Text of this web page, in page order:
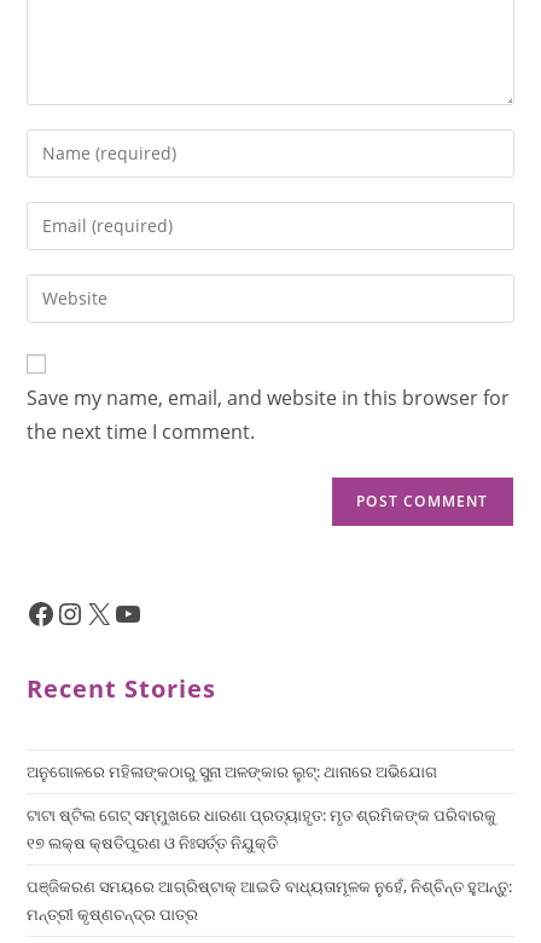
Save my name, email, and website in this browser for
the next time I comment.
Recent Stories
ଅନୁଗୋଳରେ ମହିଳାଙ୍କଠାରୁ ସୁନା ଅଳଙ୍କାର ଲୁଟ୍: ଥାନାରେ ଅଭିଯୋଗ
ଟାଟା ଷ୍ଟିଲ ଗେଟ୍ ସମ୍ମୁଖରେ ଧାରଣା ପ୍ରତ୍ୟାହୃତ: ମୃତ ଶ୍ରମିକଙ୍କ ପରିବାରକୁ
୧୭ ଲକ୍ଷ କ୍ଷତିପୂରଣ ଓ ନିଃସର୍ତ୍ତ ନିଯୁକ୍ତି
ପଞ୍ଜିକରଣ ସମୟରେ ଆଗ୍ରିଷ୍ଟାକ୍ ଆଇଡି ବାଧ୍ୟତାମୂଳକ ନୁହେଁ, ନିଶ୍ଚିନ୍ତ ହୁଅନ୍ତୁ:
ମନ୍ତ୍ରୀ କୃଷ୍ଣଚନ୍ଦ୍ର ପାତ୍ର